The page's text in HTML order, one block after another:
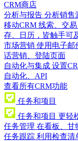
CRM商店
分析与报告 分析销售
移动CRM 线索、交
存、日历，皆触手可
市场营销 使用电子邮
话营销、登陆页面
自动化与集成 设置
自动化、API
查看所有CRM功能
任务和项目
任务和项目 更轻
任务管理 在看板、甘
任务跟踪 利用检查清